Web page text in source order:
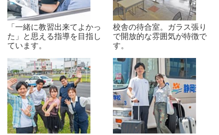
「一緒に教習出来てよかっ
た」と思える指導を目指し
ています。
校舎の待合室。ガラス張り
で開放的な雰囲気が特徴で
す。